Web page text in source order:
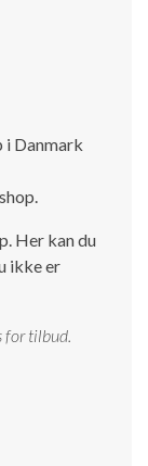
i Danmark
Her kan du
ikke er
for tilbud.